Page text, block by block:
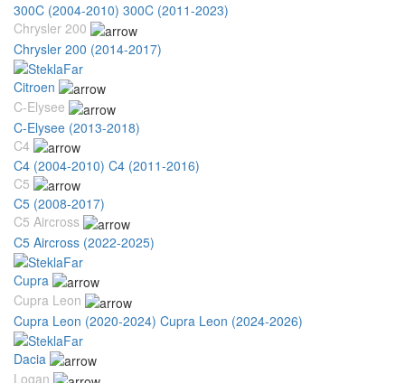
300C (2004-2010) 300C (2011-2023)
Chrysler 200
Chrysler 200 (2014-2017)
Citroen
C-Elysee
C-Elysee (2013-2018)
C4
C4 (2004-2010) C4 (2011-2016)
C5
C5 (2008-2017)
C5 Aircross
C5 Aircross (2022-2025)
Cupra
Cupra Leon
Cupra Leon (2020-2024) Cupra Leon (2024-2026)
Dacia
Logan